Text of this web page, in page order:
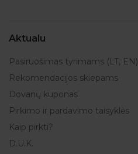
Aktualu
Pasiruošimas tyrimams (LT, EN)
Rekomendacijos skiepams
Dovanų kuponas
Pirkimo ir pardavimo taisyklės
Kaip pirkti?
D.U.K.